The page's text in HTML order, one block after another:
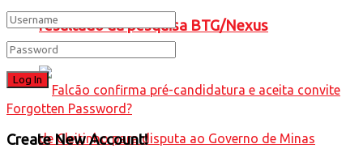
resultado da pesquisa BTG/Nexus
Forgotten Password?
Create New Account!